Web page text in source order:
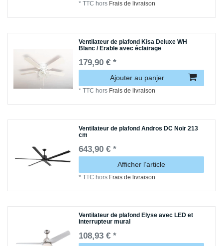
*TTC hors Frais de livraison
Ventilateur de plafond Kisa Deluxe WH
Blanc / Erable avec éclairage
179,90 € *
Ajouter au panjer
*TTC hors Frais de livraison
Ventilateur de plafond Andros DC Noir 213
cm
643,90 € *
Afficher l’article
*TTC hors Frais de livraison
Ventilateur de plafond Elyse avec LED et
interrupteur mural
108,93 € *